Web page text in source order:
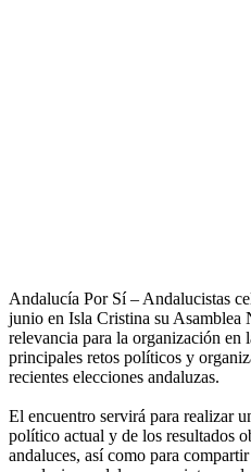
Andalucía Por Sí – Andalucistas
junio en Isla Cristina su Asamblea
relevancia para la organización en
principales retos políticos y
recientes elecciones andaluzas.
El encuentro servirá para realizar
político actual y de los resultados
andaluces, así como para